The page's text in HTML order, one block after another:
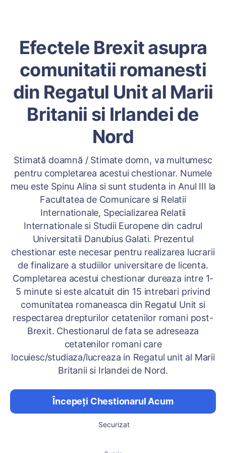
Efectele Brexit asupra
comunitatii romanesti
din Regatul Unit al Marii
Britanii si Irlandei de
Nord
Stimată doamnă / Stimate domn, va multumesc
pentru completarea acestui chestionar. Numele
meu este Spinu Alina si sunt studenta in Anul III la
Facultatea de Comunicare si Relatii
Internationale, Specializarea Relatii
Internationale si Studii Europene din cadrul
Universitatii Danubius Galati. Prezentul
chestionar este necesar pentru realizarea lucrarii
de finalizare a studiilor universitare de licenta.
Completarea acestui chestionar dureaza intre 1-
5 minute si este alcatuit din 15 intrebari privind
comunitatea romaneasca din Regatul Unit si
respectarea drepturilor cetatenilor romani post-
Brexit. Chestionarul de fata se adreseaza
cetatenilor romani care
locuiesc/studiaza/lucreaza in Regatul unit al Marii
Britanii si Irlandei de Nord.
Începeți Chestionarul Acum
Securizat